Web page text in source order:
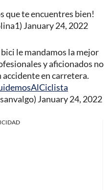
que te encuentres bien!
January 24, 2022
le mandamos la mejor
y aficionados no
accidente en carretera.
January 24, 2022